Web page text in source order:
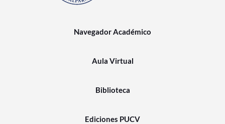
Navegador Académico
Aula Virtual
Biblioteca
Ediciones PUCV